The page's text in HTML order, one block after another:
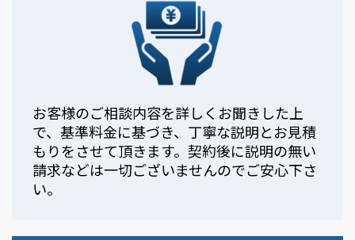
お客様のご相談内容を詳しくお聞きした上
で、基準料金に基づき、丁寧な説明とお見積
もりをさせて頂きます。契約後に説明の無い
請求などは一切ございませんのでご安心下さ
い。